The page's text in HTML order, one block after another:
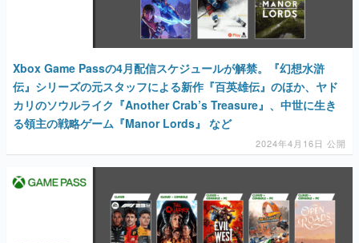
Xbox Game Passの4月配信スケジュールが解禁。『幻想水滸
伝』シリーズの元スタッフによる新作『百英雄伝』のほか、ヤド
カリのソウルライク『Another Crab’s Treasure』、中世に生き
る領主の戦略ゲーム『Manor Lords』 など
2024年4月16日 公開